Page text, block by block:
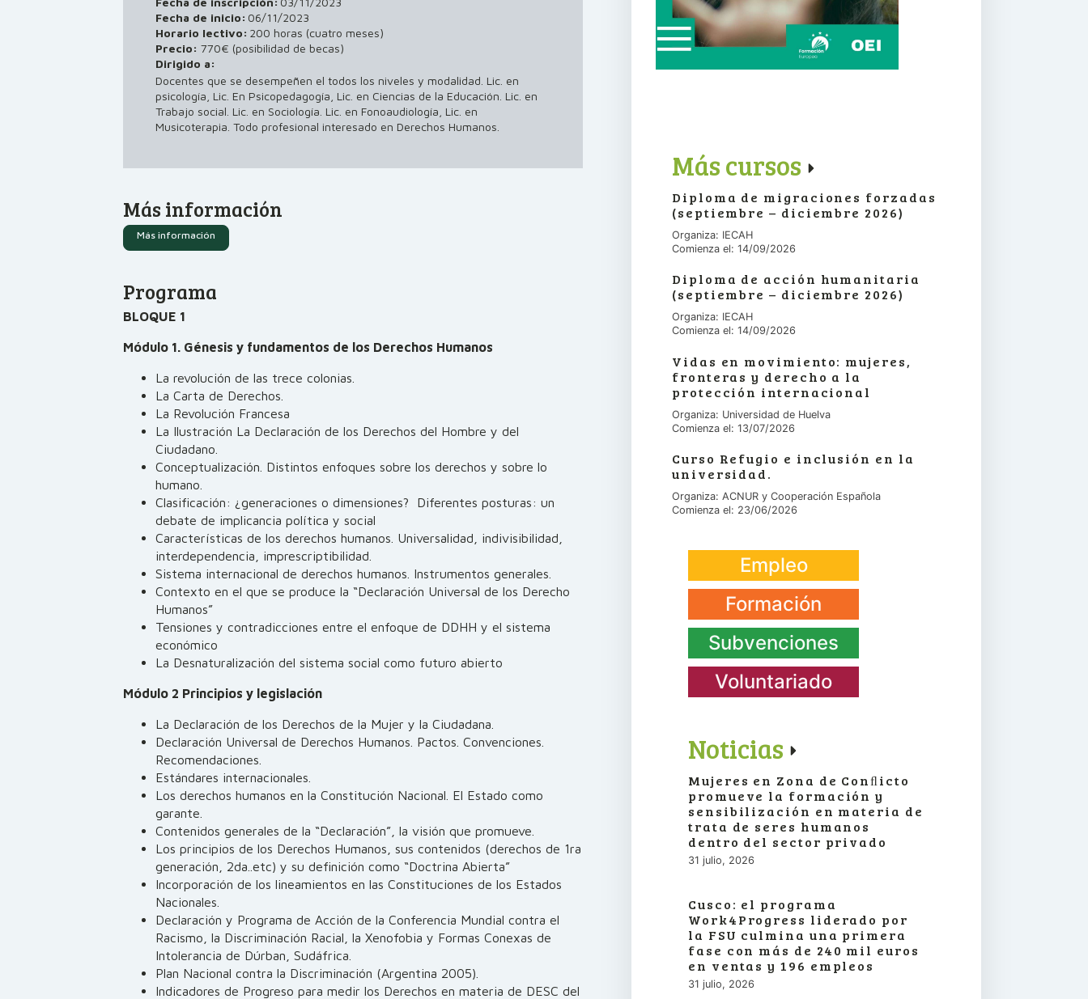
Fecha de inicio: 06/11/2023
Horario lectivo: 200 horas (cuatro meses)
Precio: 770€ (posibilidad de becas)
Dirigido a:
Docentes que se desempeñen el todos los niveles y modalidad. Lic. en
psicología, Lic. En Psicopedagogía, Lic. en Ciencias de la Educación. Lic. en
Trabajo social. Lic. en Sociología. Lic. en Fonoaudiología, Lic. en
Musicoterapia. Todo profesional interesado en Derechos Humanos.
Más información
Más información
Programa
BLOQUE 1
Módulo 1. Génesis y fundamentos de los Derechos Humanos
La revolución de las trece colonias.
La Carta de Derechos.
La Revolución Francesa
La Ilustración La Declaración de los Derechos del Hombre y del
Ciudadano.
Conceptualización. Distintos enfoques sobre los derechos y sobre lo
humano.
Clasificación: ¿generaciones o dimensiones? Diferentes posturas: un
debate de implicancia política y social
Características de los derechos humanos. Universalidad, indivisibilidad,
interdependencia, imprescriptibilidad.
Sistema internacional de derechos humanos. Instrumentos generales.
Contexto en el que se produce la “Declaración Universal de los Derecho
Humanos”
Tensiones y contradicciones entre el enfoque de DDHH y el sistema
económico
La Desnaturalización del sistema social como futuro abierto
Módulo 2 Principios y legislación
La Declaración de los Derechos de la Mujer y la Ciudadana.
Declaración Universal de Derechos Humanos. Pactos. Convenciones.
Recomendaciones.
Estándares internacionales.
Los derechos humanos en la Constitución Nacional. El Estado como
garante.
Contenidos generales de la “Declaración”, la visión que promueve.
Los principios de los Derechos Humanos, sus contenidos (derechos de 1ra
generación, 2da..etc) y su definición como “Doctrina Abierta”
Incorporación de los lineamientos en las Constituciones de los Estados
Nacionales.
Declaración y Programa de Acción de la Conferencia Mundial contra el
Racismo, la Discriminación Racial, la Xenofobia y Formas Conexas de
Intolerancia de Dúrban, Sudáfrica.
Plan Nacional contra la Discriminación (Argentina 2005).
Indicadores de Progreso para medir los Derechos en materia de DESC del
Más cursos
Diploma de migraciones forzadas
(septiembre – diciembre 2026)
Organiza: IECAH
Comienza el: 14/09/2026
Diploma de acción humanitaria
(septiembre – diciembre 2026)
Organiza: IECAH
Comienza el: 14/09/2026
Vidas en movimiento: mujeres,
fronteras y derecho a la
protección internacional
Organiza: Universidad de Huelva
Comienza el: 13/07/2026
Curso Refugio e inclusión en la
universidad.
Organiza: ACNUR y Cooperación Española
Comienza el: 23/06/2026
Empleo
Formación
Subvenciones
Voluntariado
Noticias
Mujeres en Zona de Conﬂicto
promueve la formación y
sensibilización en materia de
trata de seres humanos
dentro del sector privado
31 julio, 2026
Cusco: el programa
Work4Progress liderado por
la FSU culmina una primera
fase con más de 240 mil euros
en ventas y 196 empleos
31 julio, 2026